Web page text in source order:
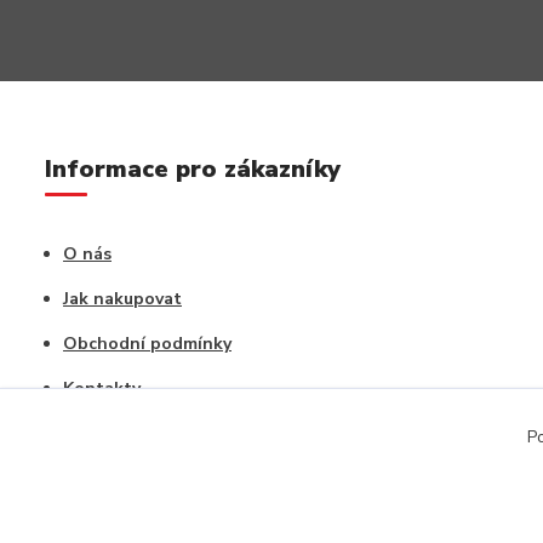
Informace pro zákazníky
O nás
Jak nakupovat
Obchodní podmínky
Kontakty